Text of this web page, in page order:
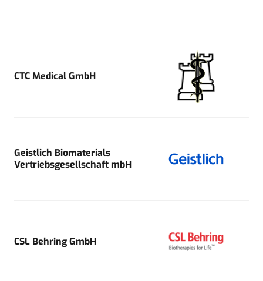
CTC Medical GmbH
Geistlich Biomaterials
Vertriebsgesellschaft mbH
CSL Behring GmbH